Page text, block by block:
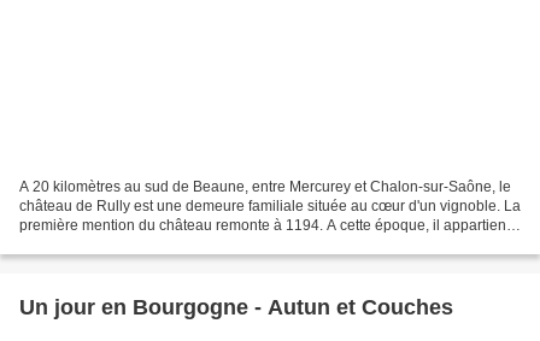
A 20 kilomètres au sud de Beaune, entre Mercurey et Chalon-sur-Saône, le
château de Rully est une demeure familiale située au cœur d'un vignoble. La
première mention du château remonte à 1194. A cette époque, il appartient
Un jour en Bourgogne - Autun et Couches